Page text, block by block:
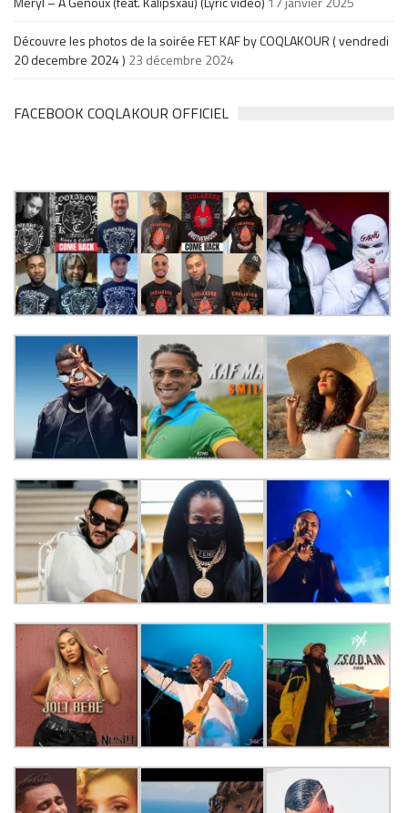
Découvre les photos de la soirée FET KAF by COQLAKOUR ( vendredi
20 decembre 2024 ) 23 décembre 2024
FACEBOOK COQLAKOUR OFFICIEL